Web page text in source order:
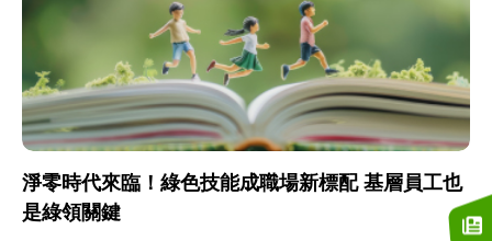
淨零時代來臨！綠色技能成職場新標配 基層員工也
是綠領關鍵